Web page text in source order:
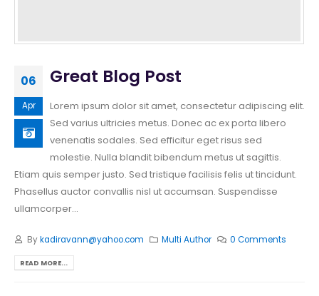
06
Apr
Great Blog Post
Lorem ipsum dolor sit amet, consectetur adipiscing elit.
Sed varius ultricies metus. Donec ac ex porta libero
venenatis sodales. Sed efficitur eget risus sed
molestie. Nulla blandit bibendum metus ut sagittis.
Etiam quis semper justo. Sed tristique facilisis felis ut tincidunt.
Phasellus auctor convallis nisl ut accumsan. Suspendisse
ullamcorper...
Bykadiravann@yahoo.com Multi Author 0 Comments
READ MORE...